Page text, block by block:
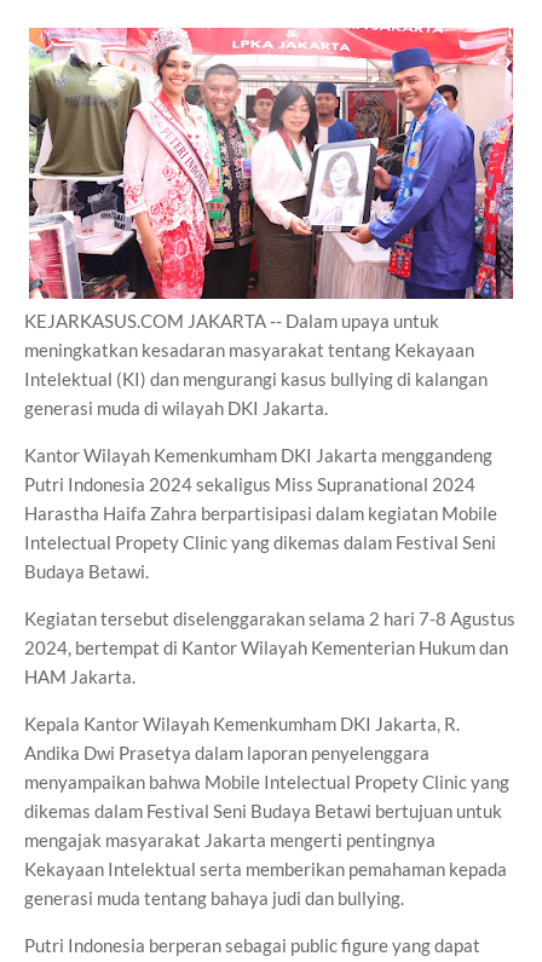
KEJARKASUS.COM JAKARTA -- Dalam upaya untuk
meningkatkan kesadaran masyarakat tentang Kekayaan
Intelektual (KI) dan mengurangi kasus bullying di kalangan
generasi muda di wilayah DKI Jakarta.
Kantor Wilayah Kemenkumham DKI Jakarta menggandeng
Putri Indonesia 2024 sekaligus Miss Supranational 2024
Harastha Haifa Zahra berpartisipasi dalam kegiatan Mobile
Intelectual Propety Clinic yang dikemas dalam Festival Seni
Budaya Betawi.
Kegiatan tersebut diselenggarakan selama 2 hari 7-8 Agustus
2024, bertempat di Kantor Wilayah Kementerian Hukum dan
HAM Jakarta.
Kepala Kantor Wilayah Kemenkumham DKI Jakarta, R.
Andika Dwi Prasetya dalam laporan penyelenggara
menyampaikan bahwa Mobile Intelectual Propety Clinic yang
dikemas dalam Festival Seni Budaya Betawi bertujuan untuk
mengajak masyarakat Jakarta mengerti pentingnya
Kekayaan Intelektual serta memberikan pemahaman kepada
generasi muda tentang bahaya judi dan bullying.
Putri Indonesia berperan sebagai public figure yang dapat